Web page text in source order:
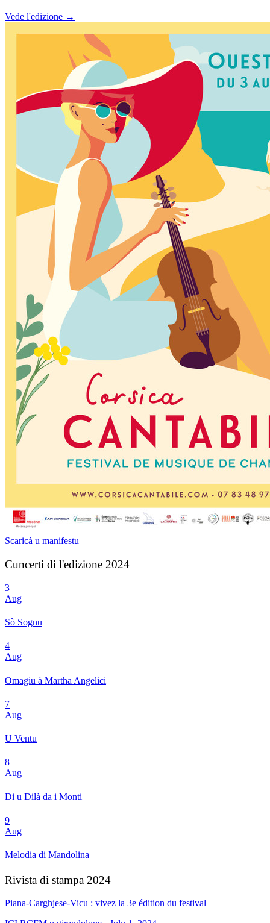
Vede l'edizione →
Scaricà u manifestu
Cuncerti di l'edizione 2024
3
Aug
Sò Sognu
4
Aug
Omagiu à Martha Angelici
7
Aug
U Ventu
8
Aug
Di u Dilà da i Monti
9
Aug
Melodia di Mandolina
Rivista di stampa 2024
Piana-Carghjese-Vicu : vivez la 3e édition du festival